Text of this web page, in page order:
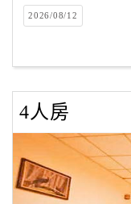
戶
客
服
聯
2026/08/12
4人房